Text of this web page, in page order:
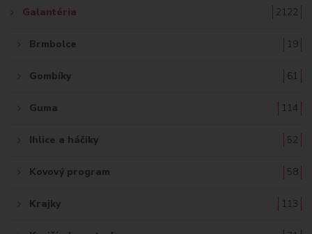
Galantéria 2122
Brmbolce 19
Gombíky 61
Guma 114
Ihlice a háčiky 52
Kovový program 58
Krajky 113